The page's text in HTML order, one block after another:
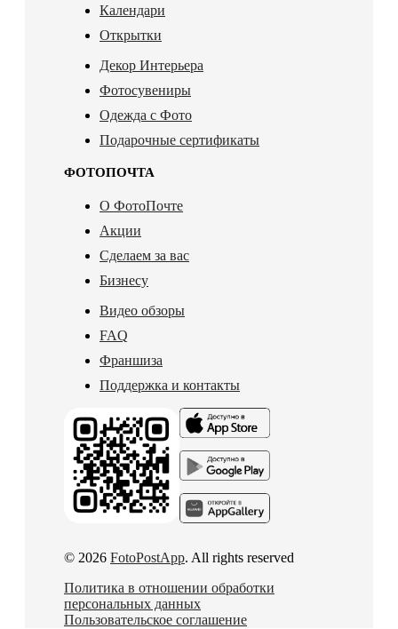
Календари
Открытки
Декор Интерьера
Фотосувениры
Одежда с Фото
Подарочные сертификаты
ФОТОПОЧТА
О ФотоПочте
Акции
Сделаем за вас
Бизнесу
Видео обзоры
FAQ
Франшиза
Поддержка и контакты
© 2026 FotoPostApp. All rights reserved
Политика в отношении обработки
персональных данных
Пользовательское соглашение